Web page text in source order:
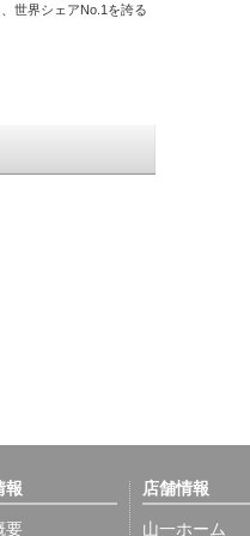
世界シェアNo.1を誇る
報
要
店舗情報
山一ホーム